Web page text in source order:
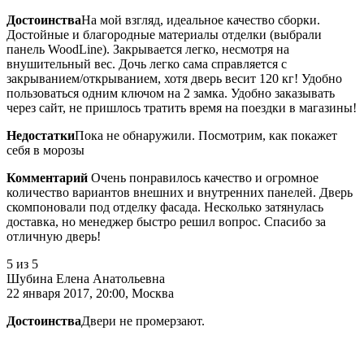
ДостоинстваНа мой взгляд, идеальное качество сборки.
Достойные и благородные материалы отделки (выбрали
панель WoodLine). Закрывается легко, несмотря на
внушительный вес. Дочь легко сама справляется с
закрыванием/открыванием, хотя дверь весит 120 кг! Удобно
пользоваться одним ключом на 2 замка. Удобно заказывать
через сайт, не пришлось тратить время на поездки в магазины!
НедостаткиПока не обнаружили. Посмотрим, как покажет
себя в морозы
Комментарий Очень понравилось качество и огромное
количество вариантов внешних и внутренних панелей. Дверь
скомпоновали под отделку фасада. Несколько затянулась
доставка, но менеджер быстро решил вопрос. Спасибо за
отличную дверь!
5 из 5
Шубина Елена Анатольевна
22 января 2017, 20:00, Москва
ДостоинстваДвери не промерзают.